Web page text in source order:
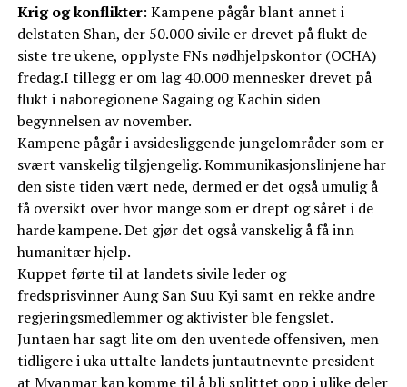
Krig og konflikter: Kampene pågår blant annet i
delstaten Shan, der 50.000 sivile er drevet på flukt de
siste tre ukene, opplyste FNs nødhjelpskontor (OCHA)
fredag.I tillegg er om lag 40.000 mennesker drevet på
flukt i naboregionene Sagaing og Kachin siden
begynnelsen av november.
Kampene pågår i avsidesliggende jungelområder som er
svært vanskelig tilgjengelig. Kommunikasjonslinjene har
den siste tiden vært nede, dermed er det også umulig å
få oversikt over hvor mange som er drept og såret i de
harde kampene. Det gjør det også vanskelig å få inn
humanitær hjelp.
Kuppet førte til at landets sivile leder og
fredsprisvinner Aung San Suu Kyi samt en rekke andre
regjeringsmedlemmer og aktivister ble fengslet.
Juntaen har sagt lite om den uventede offensiven, men
tidligere i uka uttalte landets juntautnevnte president
at Myanmar kan komme til å bli splittet opp i ulike deler